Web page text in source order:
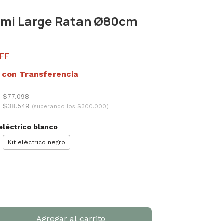
Large Ratan Ø80cm
con
$77.098
$38.549 (superando los $300.000)
blanco
Kit eléctrico negro